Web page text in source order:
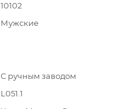
10102
Мужские
С ручным заводом
L051.1